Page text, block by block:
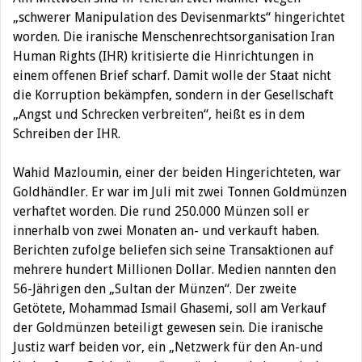
„schwerer Manipulation des Devisenmarkts“ hingerichtet
worden. Die iranische Menschenrechtsorganisation Iran
Human Rights (IHR) kritisierte die Hinrichtungen in
einem offenen Brief scharf. Damit wolle der Staat nicht
die Korruption bekämpfen, sondern in der Gesellschaft
„Angst und Schrecken verbreiten“, heißt es in dem
Schreiben der IHR.
Wahid Mazloumin, einer der beiden Hingerichteten, war
Goldhändler. Er war im Juli mit zwei Tonnen Goldmünzen
verhaftet worden. Die rund 250.000 Münzen soll er
innerhalb von zwei Monaten an- und verkauft haben.
Berichten zufolge beliefen sich seine Transaktionen auf
mehrere hundert Millionen Dollar. Medien nannten den
56-Jährigen den „Sultan der Münzen“. Der zweite
Getötete, Mohammad Ismail Ghasemi, soll am Verkauf
der Goldmünzen beteiligt gewesen sein. Die iranische
Justiz warf beiden vor, ein „Netzwerk für den An-und